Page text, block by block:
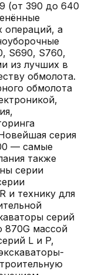
(от 390 до 640
операций, а
S690, S760,
из лучших в
обмолота.
обмолота
серия
— самые
также
серии
и технику для
серий
870G массой
L и P,